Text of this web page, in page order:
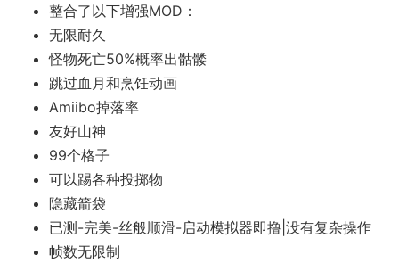
整合了以下增强MOD：
无限耐久
怪物死亡50%概率出骷髅
跳过血月和烹饪动画
Amiibo掉落率
友好山神
99个格子
可以踢各种投掷物
隐藏箭袋
已测-完美-丝般顺滑-启动模拟器即撸|没有复杂操作
帧数无限制